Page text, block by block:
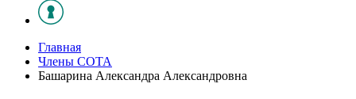
Главная
Члены СОТА
Башарина Александра Александровна